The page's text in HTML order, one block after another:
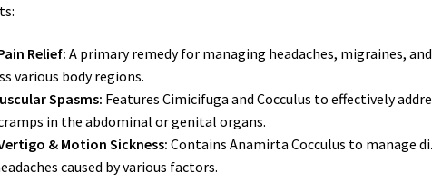
Relief: A primary remedy for managing headaches, migraines,
various body regions.
Spasms: Features Cimicifuga and Cocculus to effectively
in the abdominal or genital organs.
& Motion Sickness: Contains Anamirta Cocculus to manage
caused by various factors.